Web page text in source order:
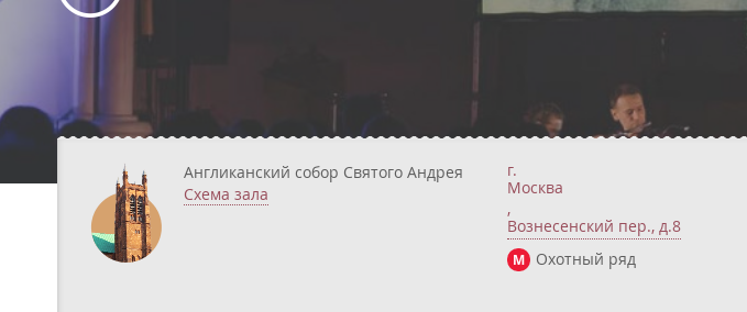
Англиканский собор Святого Андрея
Схема зала
г.
Москва
,
Вознесенский пер., д.8
М Охотный ряд